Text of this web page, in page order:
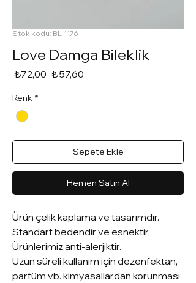
Stok kodu: BL-1176
Love Damga Bileklik
₺72,00 Normal
₺57,60
Renk *
Sepete Ekle
Hemen Satın Al
Ürün çelik kaplama ve tasarımdır.
Standart bedendir ve esnektir.
Ürünlerimiz anti-alerjiktir.
Uzun süreli kullanım için dezenfektan,
parfüm vb. kimyasallardan korunması